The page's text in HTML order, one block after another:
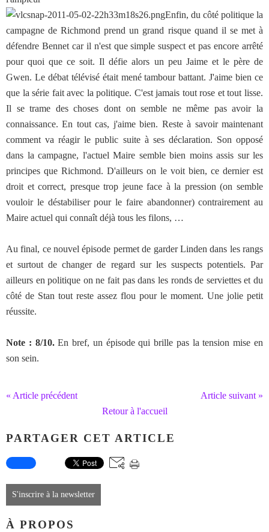
Enfin, du côté politique la
campagne de Richmond prend un grand risque quand il se met à
défendre Bennet car il n'est que simple suspect et pas encore arrêté
pour quoi que ce soit. Il défie alors un peu Jaime et le père de
Gwen. Le débat télévisé était mené tambour battant. J'aime bien ce
que la série fait avec la politique. C'est jamais tout rose et tout lisse.
Il se trame des choses dont on semble ne même pas avoir la
connaissance. En tout cas, j'aime bien. Reste à savoir maintenant
comment va réagir le public suite à ses déclaration. Son opposé
dans la campagne, l'actuel Maire semble bien moins assis sur les
principes que Richmond. D'ailleurs on le voit bien, ce dernier est
droit et correct, presque trop jeune face à la pression (on semble
vouloir le déstabiliser pour le faire abandonner) contrairement au
Maire actuel qui connaît déjà tous les filons, …
Au final, ce nouvel épisode permet de garder Linden dans les rangs
et surtout de changer de regard sur les suspects potentiels. Par
ailleurs en politique on ne fait pas dans les ronds de serviettes et du
côté de Stan tout reste assez flou pour le moment. Une jolie petit
réussite.
Note : 8/10.En bref, un épisode qui brille pas la tension mise en
son sein.
« Article précédent
Article suivant »
Retour à l'accueil
PARTAGER CET ARTICLE
S'inscrire à la newsletter
À PROPOS